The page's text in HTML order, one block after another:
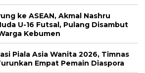
ke ASEAN, Akmal Nashru
U-16 Futsal, Pulang Disambut
Kebumen
Piala Asia Wanita 2026, Timnas
Empat Pemain Diaspora